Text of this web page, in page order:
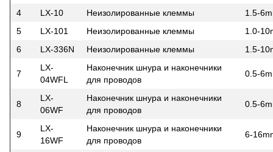
4
LX-10 Неизолированные клеммы
1.5-
5
LX-101 Неизолированные клеммы
1.0-
6
LX-336N Неизолированные клеммы 1.5-
7
LX-
04WFL
Наконечник шнура и наконечники
для проводов
0.5-
8
LX-
06WF
Наконечник шнура и наконечники
для проводов
0.5-
9
LX-
16WF
Наконечник шнура и наконечники
для проводов
6-